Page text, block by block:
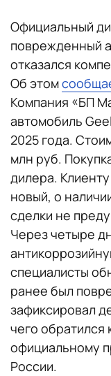
Официальный
поврежденный
отказался
Об этом
Компания «БП
автомобиль
2025 года.
млн руб.
дилера.
новый, о
сделки не
Через четыре
специалисты
ранее был
зафиксировал
чего обратился
официальному
России.